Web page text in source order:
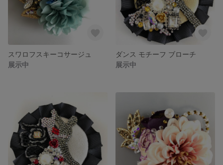
スワロフスキーコサージュ
展示中
ダンス モチーフ ブローチ
展示中